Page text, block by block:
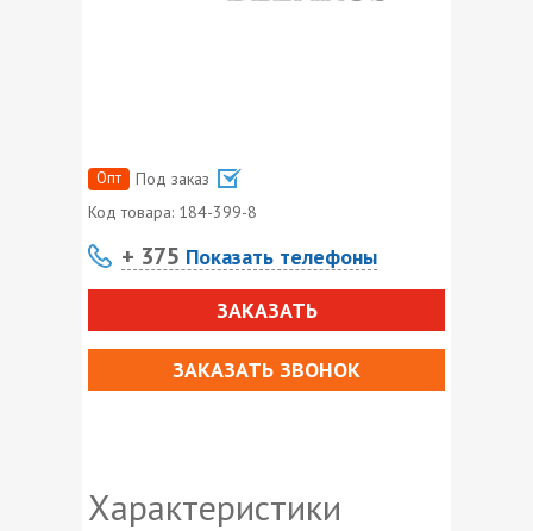
Опт
Под заказ
Код товара: 184-399-8
+ 375 Показать телефоны
ЗАКАЗАТЬ
ЗАКАЗАТЬ ЗВОНОК
Характеристики